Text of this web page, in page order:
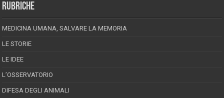
RUBRICHE
MEDICINA UMANA, SALVARE LA MEMORIA
LE STORIE
LE IDEE
L’OSSERVATORIO
DIFESA DEGLI ANIMALI